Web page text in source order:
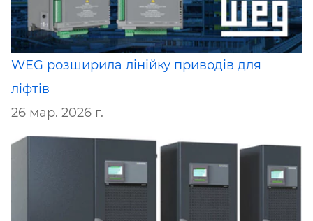
WEG розширила лінійку приводів для
ліфтів
26 мар. 2026 г.